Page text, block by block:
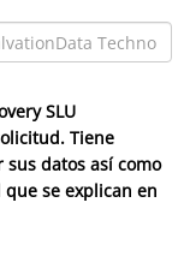
SLU
Tiene
datos así como
se explican en